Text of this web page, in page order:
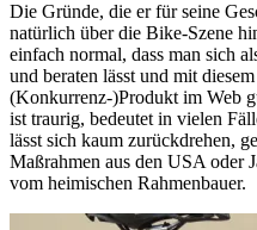
Die Gründe, die er für seine
natürlich über die Bike-Szene
einfach normal, dass man sich
und beraten lässt und mit
(Konkurrenz-)Produkt im Web
ist traurig, bedeutet in vielen
lässt sich kaum zurückdrehen,
Maßrahmen aus den USA oder
vom heimischen Rahmenbauer.